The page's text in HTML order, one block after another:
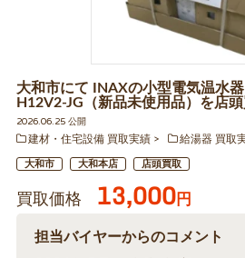
大和市にて INAXの小型電気温水
H12V2-JG（新品未使用品）を店
2026.06.25 公開
建材・住宅設備 買取実績
給湯器 買取
大和市 大和本店 店頭買取
買取価格 13,000円
担当バイヤーからのコメント